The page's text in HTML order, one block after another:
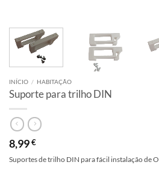
INÍCIO / HABITAÇÃO
Suporte para trilho DIN
8,99€
Suportes de trilho DIN para fácil instalação de